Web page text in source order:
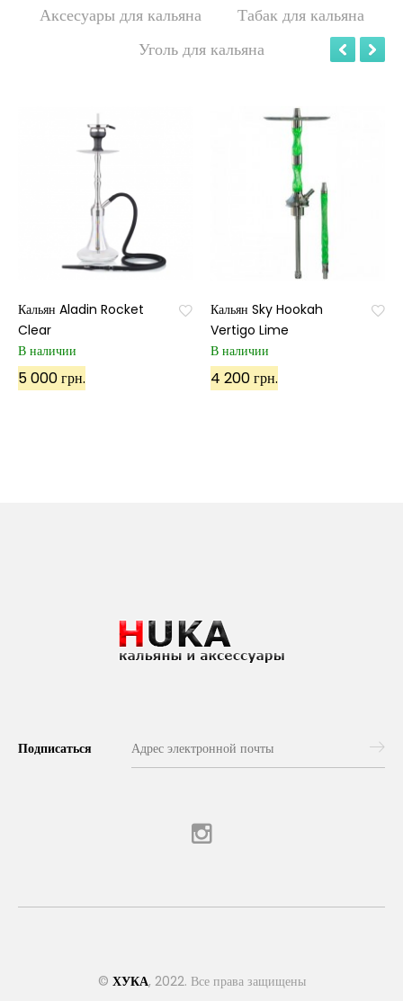
Аксесуары для кальяна
Табак для кальяна
Уголь для кальяна
Кальян Aladin Rocket
Clear
В наличии
5 000 грн.
Кальян Sky Hookah
Vertigo Lime
В наличии
4 200 грн.
Подписаться
© ХУКА, 2022. Все права защищены